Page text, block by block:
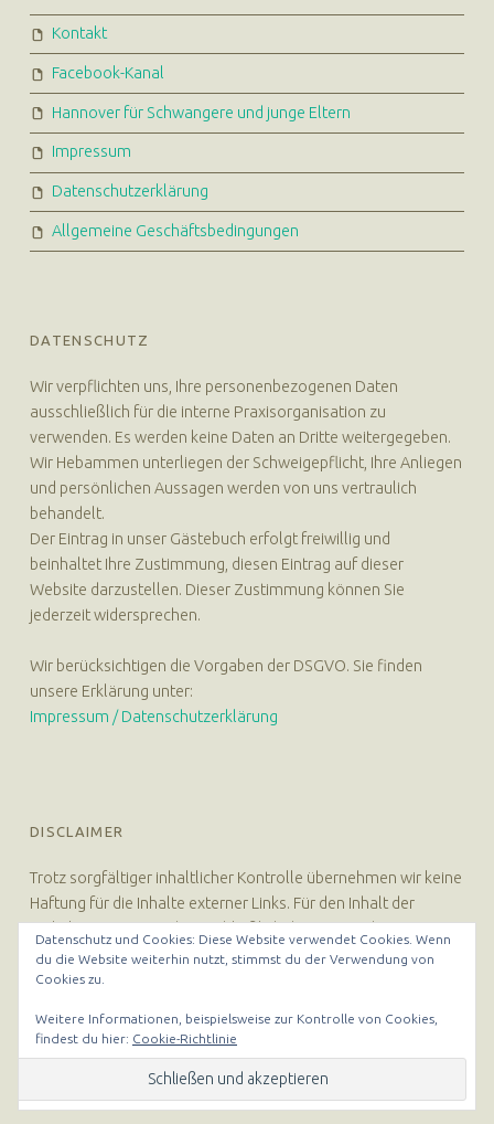
FOOTER SIDEBAR
Kontakt
Facebook-Kanal
Hannover für Schwangere und junge Eltern
Impressum
Datenschutzerklärung
Allgemeine Geschäftsbedingungen
DATENSCHUTZ
Wir verpflichten uns, Ihre personenbezogenen Daten
ausschließlich für die interne Praxisorganisation zu
verwenden. Es werden keine Daten an Dritte weitergegeben.
Wir Hebammen unterliegen der Schweigepflicht, Ihre Anliegen
und persönlichen Aussagen werden von uns vertraulich
behandelt.
Der Eintrag in unser Gästebuch erfolgt freiwillig und
beinhaltet Ihre Zustimmung, diesen Eintrag auf dieser
Website darzustellen. Dieser Zustimmung können Sie
jederzeit widersprechen.
Wir berücksichtigen die Vorgaben der DSGVO. Sie finden
unsere Erklärung unter:
Impressum / Datenschutzerklärung
DISCLAIMER
Trotz sorgfältiger inhaltlicher Kontrolle übernehmen wir keine
Haftung für die Inhalte externer Links. Für den Inhalt der
verlinkten Seiten sind ausschließlich deren Betreiber
verantwortlich.
© 2026Hebammerei Hannover|UsingAuberge Plus
theme.|Datenschutzerklärung
Datenschutz und Cookies: Diese Website verwendet Cookies. Wenn
du die Website weiterhin nutzt, stimmst du der Verwendung von
Cookies zu.
Weitere Informationen, beispielsweise zur Kontrolle von Cookies,
findest du hier: Cookie-Richtlinie